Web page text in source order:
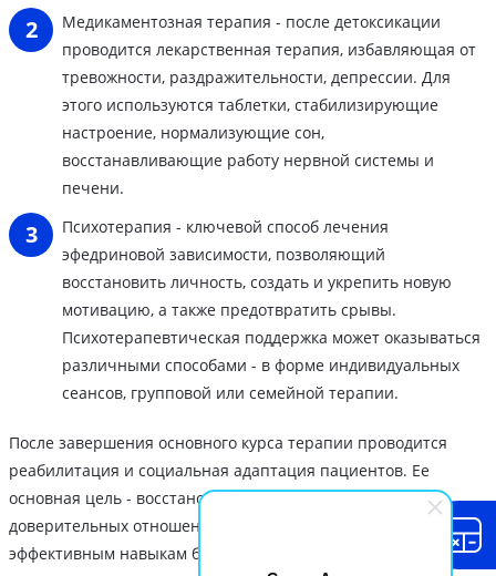
Медикаментозная терапия - после детоксикации
проводится лекарственная терапия, избавляющая от
тревожности, раздражительности, депрессии. Для
этого используются таблетки, стабилизирующие
настроение, нормализующие сон,
восстанавливающие работу нервной системы и
печени.
Психотерапия - ключевой способ лечения
эфедриновой зависимости, позволяющий
восстановить личность, создать и укрепить новую
мотивацию, а также предотвратить срывы.
Психотерапевтическая поддержка может оказываться
различными способами - в форме индивидуальных
сеансов, групповой или семейной терапии.
После завершения основного курса терапии проводится
реабилитация и социальная адаптация пациентов. Ее
основная цель - восстановление и укрепление
доверительных отношений с близкими, обучение
эффективным навыкам борьбы со стрессом без наркотиков.